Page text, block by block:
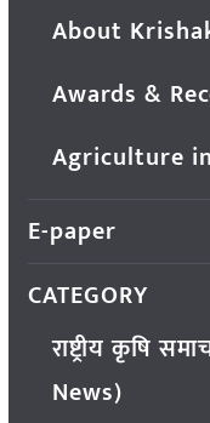
About
Awards &
Agriculture
E-paper
CATEGORY
राष्ट्रीय कृषि
News)